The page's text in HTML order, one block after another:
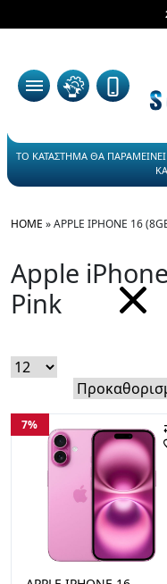
ΤΟ ΚΑΤΑΣΤΗΜΑ ΘΑ
HOME »APPLE IPHONE 16
Apple
Pink
7%